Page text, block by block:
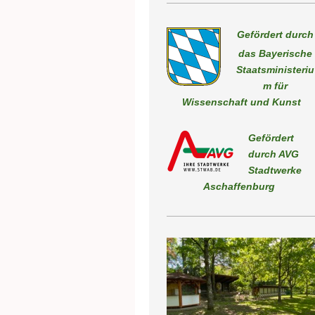
Gefördert durch
das Bayerische
Staatsministeriu
m für
Wissenschaft und Kunst
Gefördert
durch AVG
Stadtwerke
Aschaffenburg